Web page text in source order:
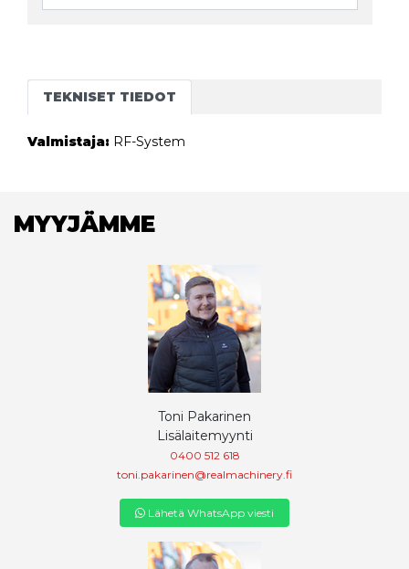
TEKNISET TIEDOT
Valmistaja: RF-System
MYYJÄMME
Toni Pakarinen
Lisälaitemyynti
0400 512 618
toni.pakarinen@realmachinery.fi
Lähetä WhatsApp viesti